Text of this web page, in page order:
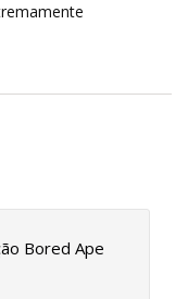
Bored Ape